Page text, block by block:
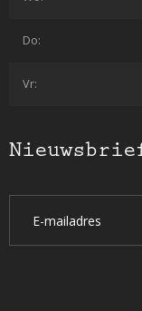
Do:
Vr: